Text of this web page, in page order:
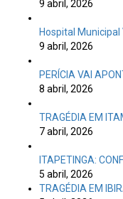
9 abril, 2026
Hospital Municipal
9 abril, 2026
PERÍCIA VAI
8 abril, 2026
TRAGÉDIA EM
7 abril, 2026
ITAPETINGA:
5 abril, 2026
TRAGÉDIA EM